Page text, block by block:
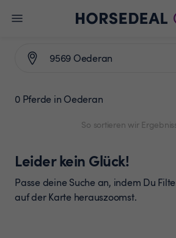
0 Pferde in Oederan
So sortieren wir
Leider kein Glück!
Passe deine Suche an, indem Du
auf der Karte herauszoomst.